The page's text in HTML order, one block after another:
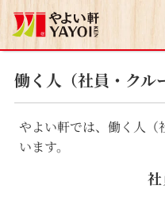
働く人（社員・クル
やよい軒では、働く人（
います。